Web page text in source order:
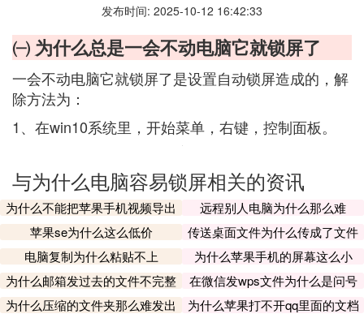
发布时间: 2025-10-12 16:42:33
㈠ 为什么总是一会不动电脑它就锁屏了
一会不动电脑它就锁屏了是设置自动锁屏造成的，解
除方法为：
1、在win10系统里，开始菜单，右键，控制面板。
与为什么电脑容易锁屏相关的资讯
为什么不能把苹果手机视频导出
远程别人电脑为什么那么难
苹果se为什么这么低价
传送桌面文件为什么传成了文件
夹
电脑复制为什么粘贴不上
为什么苹果手机的屏幕这么小
为什么邮箱发过去的文件不完整
呢
在微信发wps文件为什么是问号
为什么压缩的文件夹那么难发出
为什么苹果打不开qq里面的文档